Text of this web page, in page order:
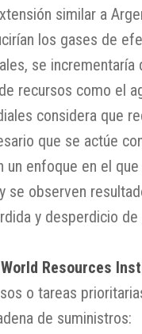
similar a
los gases de
se
recursos como el
considera que
que se actúe
un enfoque en el
se observen
y desperdicio de
World Resources
o tareas
de suministros: